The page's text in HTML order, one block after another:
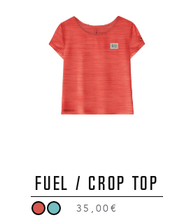
FUEL / Crop Top
35,00€